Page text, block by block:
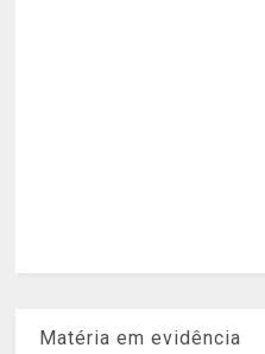
Matéria em evidência